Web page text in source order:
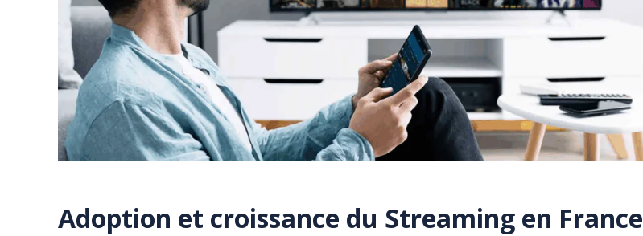
Adoption et croissance du Streaming en France